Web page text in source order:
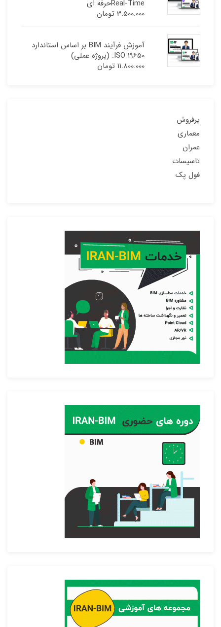
Real-Timeحرفه ای
3.500.000 تومان
آموزش فرآیند BIM بر اساس استاندارد
ISO 19650: (پروژه عملی)
11.800.000 تومان
پرفروش
معماری
عمران
تاسیسات
فول پک